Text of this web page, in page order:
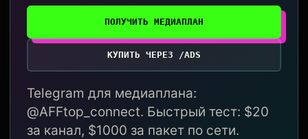
ПОЛУЧИТЬ МЕДИАПЛАН
КУПИТЬ ЧЕРЕЗ /ADS
Telegram для медиаплана:
@AFFtop_connect. Быстрый тест: $20
за канал, $1000 за пакет по сети.